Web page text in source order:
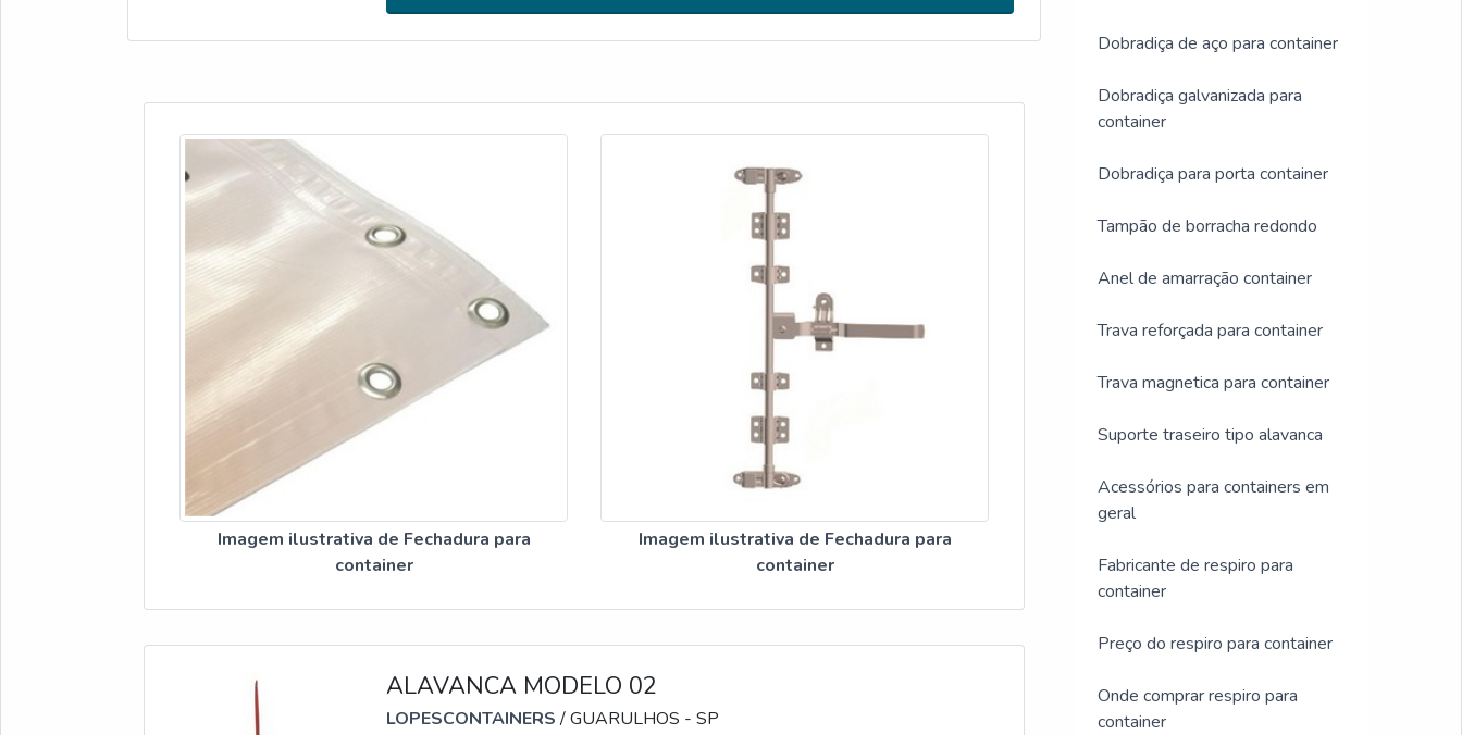
Imagem ilustrativa de Fechadura para
container
Imagem ilustrativa de Fechadura para
container
ALAVANCA MODELO 02
LOPESCONTAINERS/ GUARULHOS - SP
Dobradiça de aço para container
Dobradiça galvanizada para
container
Dobradiça para porta container
Tampão de borracha redondo
Anel de amarração container
Trava reforçada para container
Trava magnetica para container
Suporte traseiro tipo alavanca
Acessórios para containers em
geral
Fabricante de respiro para
container
Preço do respiro para container
Onde comprar respiro para
container